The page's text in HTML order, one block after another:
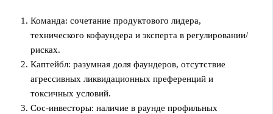
Команда: сочетание продуктового лидера,
технического кофаундера и эксперта в регулировании/
рисках.
Каптейбл: разумная доля фаундеров, отсутствие
агрессивных ликвидационных преференций и
токсичных условий.
Сос-инвесторы: наличие в раунде профильных